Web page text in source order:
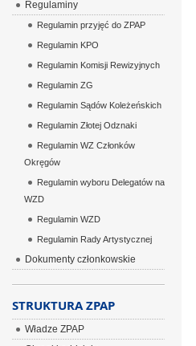
Regulaminy
Regulamin przyjęć do ZPAP
Regulamin KPO
Regulamin Komisji Rewizyjnych
Regulamin ZG
Regulamin Sądów Koleżeńskich
Regulamin Złotej Odznaki
Regulamin WZ Członków
Okręgów
Regulamin wyboru Delegatów na
WZD
Regulamin WZD
Regulamin Rady Artystycznej
Dokumenty członkowskie
STRUKTURA ZPAP
Władze ZPAP